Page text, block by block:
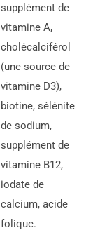
supplément de
vitamine A,
cholécalciférol
(une source de
vitamine D3),
biotine, sélénite
de sodium,
supplément de
vitamine B12,
iodate de
calcium, acide
folique.